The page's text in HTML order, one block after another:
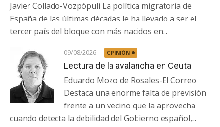
Javier Collado-Vozpópuli La política migratoria de
España de las últimas décadas le ha llevado a ser el
tercer país del bloque con más nacidos en...
09/08/2026 OPINIÓN
Lectura de la avalancha en Ceuta
Eduardo Mozo de Rosales-El Correo
Destaca una enorme falta de previsión
frente a un vecino que la aprovecha
cuando detecta la debilidad del Gobierno español,...